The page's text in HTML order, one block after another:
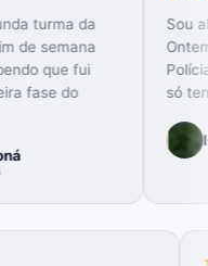
Sou aluna do preparatório
Ontem fui convocada pelo
Polícia Civil do Espírito
só tenho a agradecer. Eu